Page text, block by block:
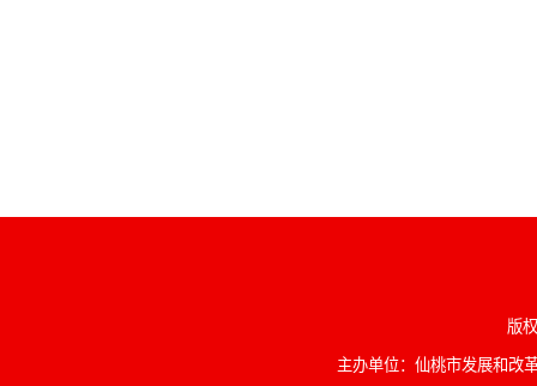
版
主办单位：仙桃市发展和改